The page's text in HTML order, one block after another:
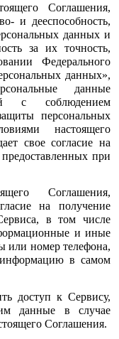
Соглашения,
и дееспособность,
данных и
за их точность,
Федерального
данных»,
данные
с соблюдением
персональных
настоящего
свое согласие на
при
Соглашения,
на получение
в том числе
и иные
или номер телефона,
в самом
доступ к Сервису,
данные в случае
Соглашения.